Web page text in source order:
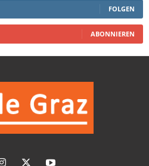
FOLGEN
ABONNIEREN